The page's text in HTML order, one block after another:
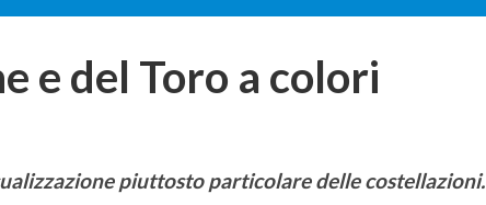
e del Toro a colori
piuttosto particolare delle costellazioni.